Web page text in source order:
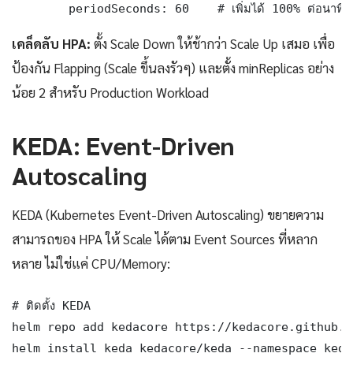
        periodSeconds: 60    # เพิ่มได้ 100% ต่อนาที
เคล็ดลับ HPA: ตั้ง Scale Down ให้ช้ากว่า Scale Up เสมอ เพื่อ
ป้องกัน Flapping (Scale ขึ้นลงรัวๆ) และตั้ง minReplicas อย่าง
น้อย 2 สำหรับ Production Workload
KEDA: Event-Driven
Autoscaling
KEDA (Kubernetes Event-Driven Autoscaling) ขยายความ
สามารถของ HPA ให้ Scale ได้ตาม Event Sources ที่หลาก
หลาย ไม่ใช่แค่ CPU/Memory:
# ติดตั้ง KEDA
helm repo add kedacore https://
helm install keda kedacore/keda --namespace